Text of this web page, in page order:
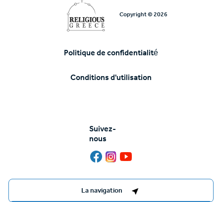
La navigation
Copyright © 2026
Υποσέλιδο
Politique de confidentialité
Conditions d'utilisation
Suivez-
nous
Destinations Management System by